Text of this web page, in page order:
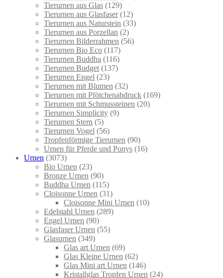
Tierurnen aus Glas (129)
Tierurnen aus Glasfaser (12)
Tierurnen aus Naturstein (33)
Tierurnen aus Porzellan (2)
Tierurnen Bilderrahmen (56)
Tierurnen Bio Eco (117)
Tierurnen Buddha (116)
Tierurnen Budget (137)
Tierurnen Engel (23)
Tierurnen mit Blumen (32)
Tierurnen mit Pfötchenabdruck (169)
Tierurnen mit Schmussteinen (20)
Tierurnen Simplicity (9)
Tierurnen Stern (5)
Tierurnen Vogel (56)
Tropfenförmige Tierurnen (90)
Urnen für Pferde und Ponys (16)
Urnen (3073)
Bio Urnen (23)
Bronze Urnen (90)
Buddha Urnen (115)
Cloisonne Urnen (31)
Cloisonne Mini Urnen (10)
Edelstahl Urnen (289)
Engel Urnen (90)
Glasfaser Urnen (55)
Glasurnen (349)
Glas art Urnen (69)
Glas Kleine Urnen (62)
Glas Mini art Urnen (146)
Kristallglas Tropfen Urnen (24)